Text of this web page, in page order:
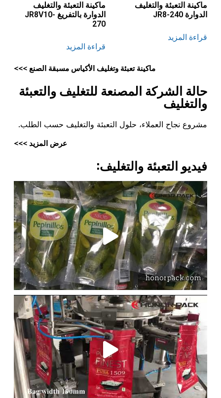
ماكينة التعبئة والتغليف
الدوارة JR8-240
قراءة المزيد
ماكينة التعبئة والتغليف
الدوارة بالتفريغ JR8V10-
270
قراءة المزيد
ماكينة تعبئة وتغليف الأكياس مسبقة الصنع >>>
حالة الشركة المصنعة للتغليف والتعبئة
والتغليف
مشروع نجاح العملاء، حلول التعبئة والتغليف حسب الطلب.
عرض المزيد >>>
فيديو التعبئة والتغليف: